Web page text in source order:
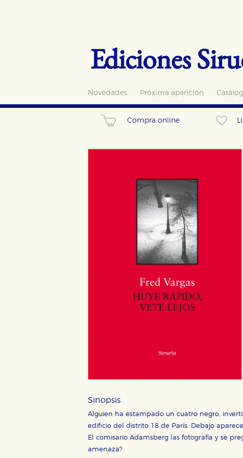
Ediciones
Novedades Próxima aparición
Compra online
Sinopsis
Alguien ha estampado un cuatro negro,
edificio del distrito 18 de París. Debajo
El comisario Adamsberg las fotografía y se
amenaza?